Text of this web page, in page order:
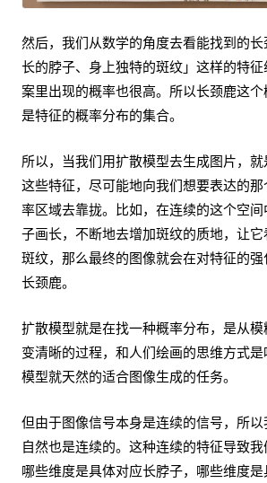
然后，我们从数学的角度去看能找到的
长的脖子、身上独特的斑纹」这样的特
案里出现的概率也很高。所以长颈鹿这
是特征的概率分布的集合。
所以，当我们用扩散模型去生成图片，
这些特征，尽可能地向我们想要表达的
率区域去靠拢。比如，在连续的这个空
子画长，不断地去增加斑纹的质地，让
斑纹，那么最终的图像就会在对特征的
长颈鹿。
扩散模型就是在找一种概率分布，是从
变清晰的过程，和人们绘画的思维方式
模型就天然的适合图像生成的任务。
但由于图像信号本身是连续的信号，所
自然也是连续的。这种连续的特征导致我
哪些维度是具体对应长脖子，哪些维度